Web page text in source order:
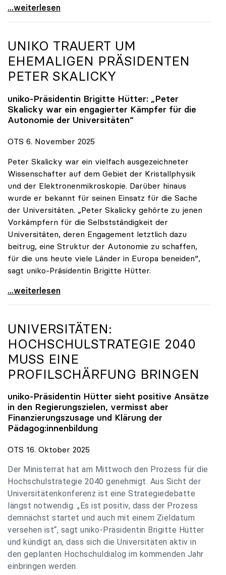
„Deplatzierte Kampagne“: uniko irritiert über
...weiterlesen
UNIKO TRAUERT UM
EHEMALIGEN PRÄSIDENTEN
PETER SKALICKY
uniko-Präsidentin Brigitte Hütter: „Peter
Skalicky war ein engagierter Kämpfer für die
Autonomie der Universitäten“
OTS 6. November 2025
Peter Skalicky war ein vielfach ausgezeichneter
Wissenschafter auf dem Gebiet der Kristallphysik
und der Elektronenmikroskopie. Darüber hinaus
wurde er bekannt für seinen Einsatz für die Sache
der Universitäten. „Peter Skalicky gehörte zu jenen
Vorkämpfern für die Selbstständigkeit der
Universitäten, deren Engagement letztlich dazu
beitrug, eine Struktur der Autonomie zu schaffen,
für die uns heute viele Länder in Europa beneiden“,
sagt uniko-Präsidentin Brigitte Hütter.
uniko trauert um ehemaligen Präsidenten Peter
...weiterlesen
UNIVERSITÄTEN:
HOCHSCHULSTRATEGIE 2040
MUSS EINE
PROFILSCHÄRFUNG BRINGEN
uniko-Präsidentin Hütter sieht positive Ansätze
in den Regierungszielen, vermisst aber
Finanzierungszusage und Klärung der
Pädagog:innenbildung
OTS 16. Oktober 2025
Der Ministerrat hat am Mittwoch den Prozess für die
Hochschulstrategie 2040 genehmigt. Aus Sicht der
Universitätenkonferenz ist eine Strategiedebatte
längst notwendig. „Es ist positiv, dass der Prozess
demnächst startet und auch mit einem Zieldatum
versehen ist“, sagt uniko-Präsidentin Brigitte Hütter
und kündigt an, dass sich die Universitäten aktiv in
den geplanten Hochschuldialog im kommenden Jahr
einbringen werden.